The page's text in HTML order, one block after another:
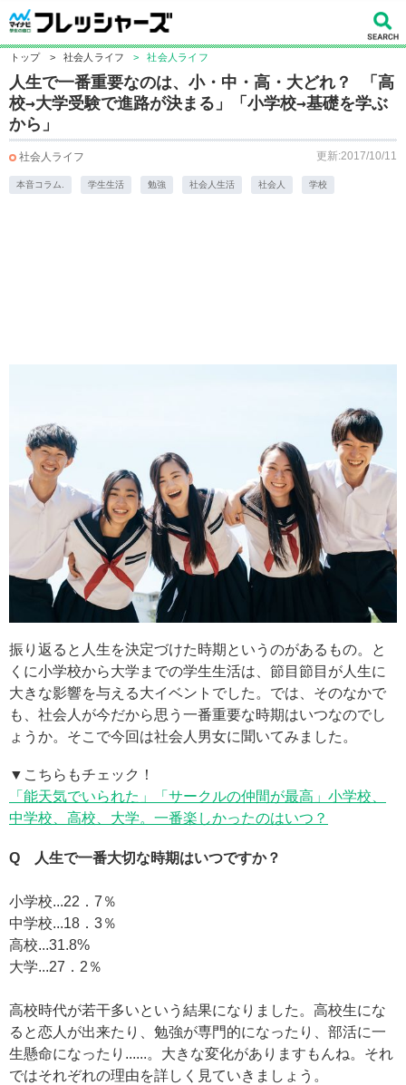
トップ > 社会人ライフ > 社会人ライフ
人生で一番重要なのは、小・中・高・大どれ？ 「高
校→大学受験で進路が決まる」「小学校→基礎を学ぶ
から」
社会人ライフ 更新:2017/10/11
本音コラム. 学生生活 勉強 社会人生活 社会人 学校
振り返ると人生を決定づけた時期というのがあるもの。と
くに小学校から大学までの学生生活は、節目節目が人生に
大きな影響を与える大イベントでした。では、そのなかで
も、社会人が今だから思う一番重要な時期はいつなのでし
ょうか。そこで今回は社会人男女に聞いてみました。
▼こちらもチェック！
「能天気でいられた」「サークルの仲間が最高」小学校、
中学校、高校、大学。一番楽しかったのはいつ？
Q 人生で一番大切な時期はいつですか？
小学校...22．7％
中学校...18．3％
高校...31.8%
大学...27．2％
高校時代が若干多いという結果になりました。高校生にな
ると恋人が出来たり、勉強が専門的になったり、部活に一
生懸命になったり......。大きな変化がありますもんね。それ
ではそれぞれの理由を詳しく見ていきましょう。